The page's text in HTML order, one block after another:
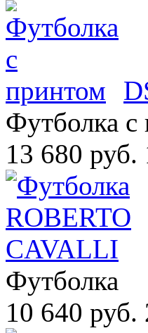
Футболка с
13 680 руб.
Футболка
10 640 руб.